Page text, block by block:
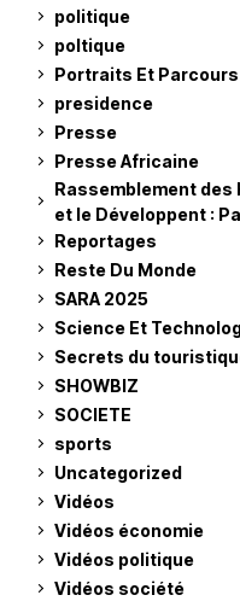
politique
poltique
Portraits Et Parcours
presidence
Presse
Presse Africaine
Rassemblement des
et le Développent :
Reportages
Reste Du Monde
SARA 2025
Science Et
Secrets du
SHOWBIZ
SOCIETE
sports
Uncategorized
Vidéos
Vidéos économie
Vidéos politique
Vidéos société